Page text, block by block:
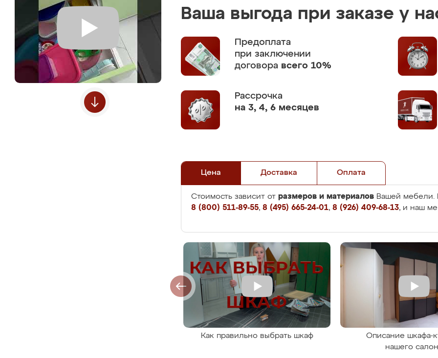
Ваша выгода при заказе у
Предоплата
при заключении
договора всего 10%
Рассрочка
на 3, 4, 6 месяцев
Цена Доставка Оплата
Стоимость зависит от размеров и материалов Вашей мебели.
8 (800) 511-89-55, 8 (495) 665-24-01, 8 (926) 409-68-13, и наш
Как правильно выбрать шкаф
Описание шкафа-
нашего